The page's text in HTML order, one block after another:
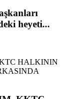
heyeti...